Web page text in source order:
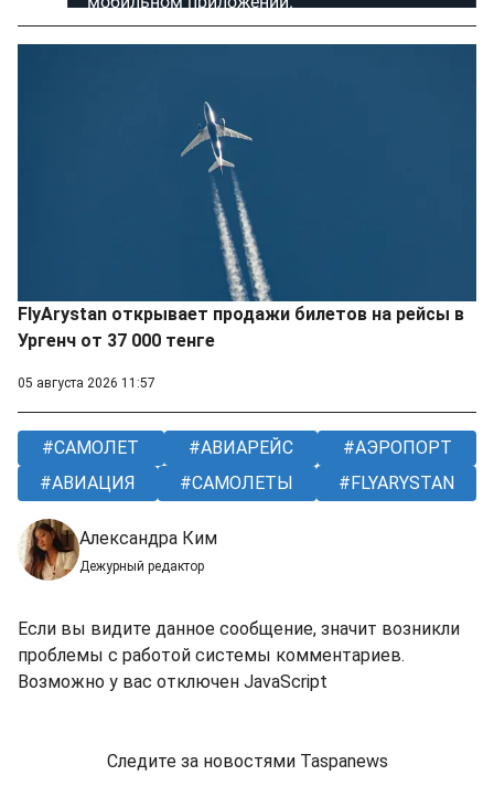
FlyArystan открывает продажи билетов на рейсы в
Ургенч от 37 000 тенге
05 августа 2026 11:57
САМОЛЕТ АВИАРЕЙС
АЭРОПОРТ
АВИАЦИЯ
САМОЛЕТЫ FLYARYSTAN
Александра Ким
Дежурный редактор
Если вы видите данное сообщение, значит возникли
проблемы с работой системы комментариев.
Возможно у вас отключен JavaScript
Следите за новостями Taspanews